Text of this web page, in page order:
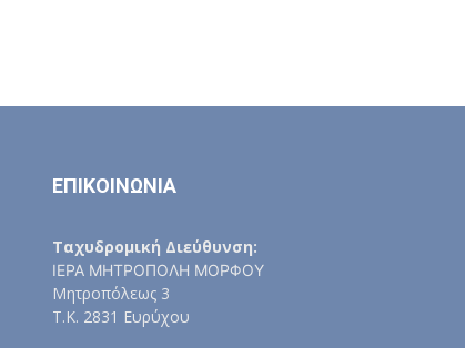
ΕΠΙΚΟΙΝΩΝΙΑ
Ταχυδρομική Διεύθυνση:
ΙΕΡΑ ΜΗΤΡΟΠΟΛΗ ΜΟΡΦΟΥ
Μητροπόλεως 3
Τ.Κ. 2831 Ευρύχου